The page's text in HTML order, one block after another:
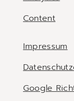
Content
Impressum
Google